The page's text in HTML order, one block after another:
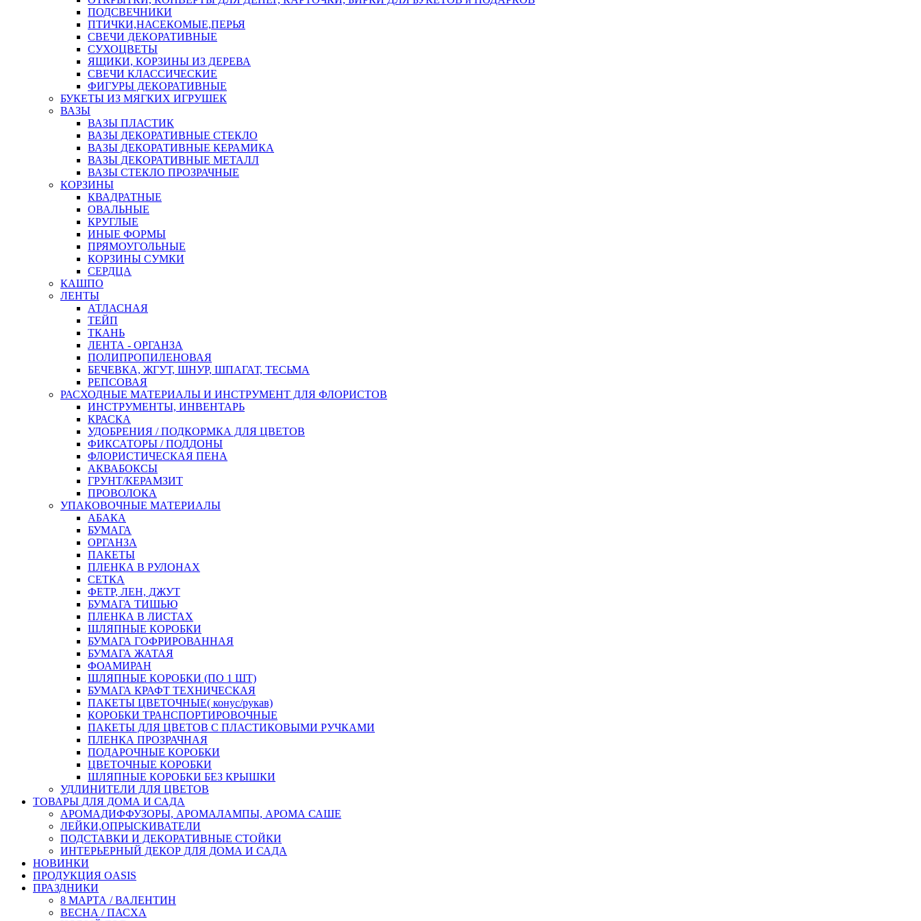
ПОДСВЕЧНИКИ
ПТИЧКИ,НАСЕКОМЫЕ,ПЕРЬЯ
СВЕЧИ ДЕКОРАТИВНЫЕ
СУХОЦВЕТЫ
ЯЩИКИ, КОРЗИНЫ ИЗ ДЕРЕВА
СВЕЧИ КЛАССИЧЕСКИЕ
ФИГУРЫ ДЕКОРАТИВНЫЕ
БУКЕТЫ ИЗ МЯГКИХ ИГРУШЕК
ВАЗЫ
ВАЗЫ ПЛАСТИК
ВАЗЫ ДЕКОРАТИВНЫЕ СТЕКЛО
ВАЗЫ ДЕКОРАТИВНЫЕ КЕРАМИКА
ВАЗЫ ДЕКОРАТИВНЫЕ МЕТАЛЛ
ВАЗЫ СТЕКЛО ПРОЗРАЧНЫЕ
КОРЗИНЫ
КВАДРАТНЫЕ
ОВАЛЬНЫЕ
КРУГЛЫЕ
ИНЫЕ ФОРМЫ
ПРЯМОУГОЛЬНЫЕ
КОРЗИНЫ СУМКИ
СЕРДЦА
КАШПО
ЛЕНТЫ
АТЛАСНАЯ
ТЕЙП
ТКАНЬ
ЛЕНТА - ОРГАНЗА
ПОЛИПРОПИЛЕНОВАЯ
БЕЧЕВКА, ЖГУТ, ШНУР, ШПАГАТ, ТЕСЬМА
РЕПСОВАЯ
РАСХОДНЫЕ МАТЕРИАЛЫ И ИНСТРУМЕНТ ДЛЯ ФЛОРИСТОВ
ИНСТРУМЕНТЫ, ИНВЕНТАРЬ
КРАСКА
УДОБРЕНИЯ / ПОДКОРМКА ДЛЯ ЦВЕТОВ
ФИКСАТОРЫ / ПОДДОНЫ
ФЛОРИСТИЧЕСКАЯ ПЕНА
АКВАБОКСЫ
ГРУНТ/КЕРАМЗИТ
ПРОВОЛОКА
УПАКОВОЧНЫЕ МАТЕРИАЛЫ
АБАКА
БУМАГА
ОРГАНЗА
ПАКЕТЫ
ПЛЕНКА В РУЛОНАХ
СЕТКА
ФЕТР, ЛЕН, ДЖУТ
БУМАГА ТИШЬЮ
ПЛЕНКА В ЛИСТАХ
ШЛЯПНЫЕ КОРОБКИ
БУМАГА ГОФРИРОВАННАЯ
БУМАГА ЖАТАЯ
ФОАМИРАН
ШЛЯПНЫЕ КОРОБКИ (ПО 1 ШТ)
БУМАГА КРАФТ ТЕХНИЧЕСКАЯ
ПАКЕТЫ ЦВЕТОЧНЫЕ( конус/рукав)
КОРОБКИ ТРАНСПОРТИРОВОЧНЫЕ
ПАКЕТЫ ДЛЯ ЦВЕТОВ С ПЛАСТИКОВЫМИ РУЧКАМИ
ПЛЕНКА ПРОЗРАЧНАЯ
ПОДАРОЧНЫЕ КОРОБКИ
ЦВЕТОЧНЫЕ КОРОБКИ
ШЛЯПНЫЕ КОРОБКИ БЕЗ КРЫШКИ
УДЛИНИТЕЛИ ДЛЯ ЦВЕТОВ
ТОВАРЫ ДЛЯ ДОМА И САДА
АРОМАДИФФУЗОРЫ, АРОМАЛАМПЫ, АРОМА САШЕ
ЛЕЙКИ,ОПРЫСКИВАТЕЛИ
ПОДСТАВКИ И ДЕКОРАТИВНЫЕ СТОЙКИ
ИНТЕРЬЕРНЫЙ ДЕКОР ДЛЯ ДОМА И САДА
НОВИНКИ
ПРОДУКЦИЯ OASIS
ПРАЗДНИКИ
8 МАРТА / ВАЛЕНТИН
ВЕСНА / ПАСХА